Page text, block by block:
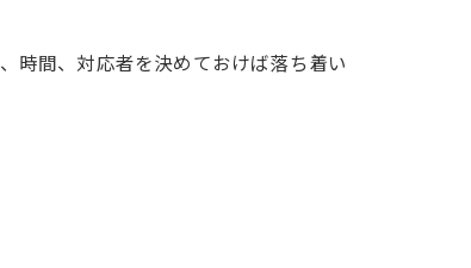
時間、対応者を決めておけば落ち着い